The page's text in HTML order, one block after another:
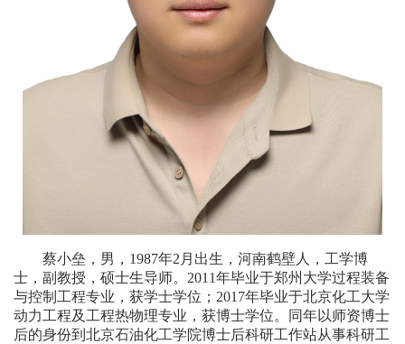
教
育
蔡小垒，男， 1987年2 月出生，河南鹤壁人，工学博
士，副教授，硕士生导师。 2011年毕业于郑州大学过程装备
与控制工程专业，获学士学位； 2017年毕业于北京化工大学
动力工程及工程热物理专业，获博士学位。同年以师资博士
后的身份到北京石油化工学院博士后科研工作站从事科研工